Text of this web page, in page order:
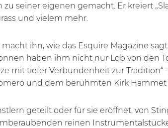
seiner eigenen gemacht. Er kreiert
und vielem mehr.
ihn, wie das Esquire Magazine
haben ihm nicht nur Lob von den
mit tiefer Verbundenheit zur Tradition“
und dem berühmten Kirk Hammet
geteilt oder für sie eröffnet, von
reinen